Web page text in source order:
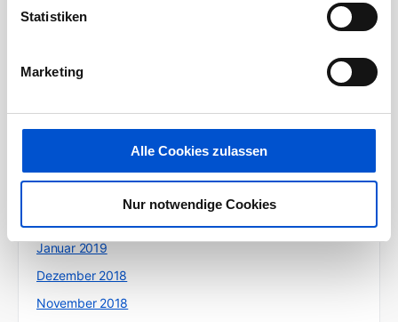
Statistiken
Marketing
Alle Cookies zulassen
Nur notwendige Cookies
Juli 2019
Juni 2019
Januar 2019
Dezember 2018
November 2018